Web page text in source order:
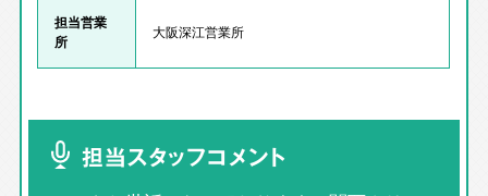
担当営業
所
大阪深江営業所
担当スタッフコメント